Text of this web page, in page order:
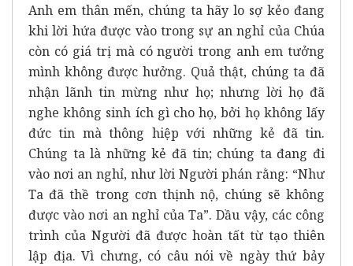
Anh em thân mến, chúng ta hãy lo sợ kẻo đang
khi lời hứa được vào trong sự an nghỉ của Chúa
còn có giá trị mà có người trong anh em tưởng
mình không được hưởng. Quả thật, chúng ta đã
nhận lãnh tin mừng như họ; nhưng lời họ đã
nghe không sinh ích gì cho họ, bởi họ không lấy
đức tin mà thông hiệp với những kẻ đã tin.
Chúng ta là những kẻ đã tin; chúng ta đang đi
vào nơi an nghỉ, như lời Người phán rằng: “Như
Ta đã thề trong cơn thịnh nộ, chúng sẽ không
được vào nơi an nghỉ của Ta”. Dầu vậy, các công
trình của Người đã được hoàn tất từ tạo thiên
lập địa. Vì chưng, có câu nói về ngày thứ bảy